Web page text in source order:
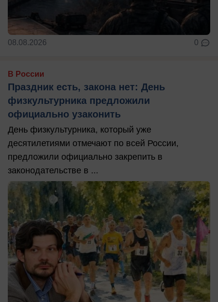
08.08.2026 0
В России
Праздник есть, закона нет: День
физкультурника предложили
официально узаконить
День физкультурника, который уже
десятилетиями отмечают по всей России,
предложили официально закрепить в
законодательстве в ...